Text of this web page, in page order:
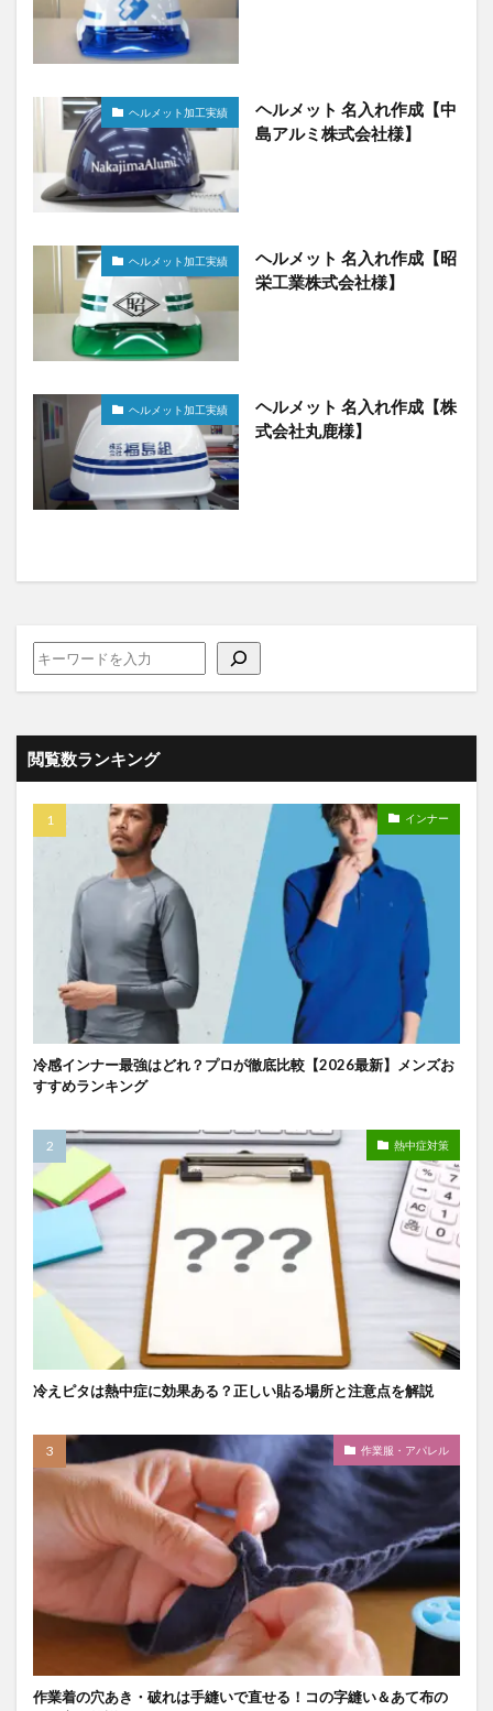
ヘルメット加工実績
ヘルメット 名入れ作成【中
島アルミ株式会社様】
ヘルメット加工実績
ヘルメット 名入れ作成【昭
栄工業株式会社様】
ヘルメット加工実績
ヘルメット 名入れ作成【株
式会社丸鹿様】
閲覧数ランキング
インナー
冷感インナー最強はどれ？プロが徹底比較【2026最新】メンズお
すすめランキング
熱中症対策
冷えピタは熱中症に効果ある？正しい貼る場所と注意点を解説
作業服・アパレル
作業着の穴あき・破れは手縫いで直せる！コの字縫い＆あて布の